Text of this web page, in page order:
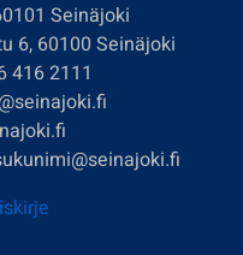
Seinäjoki
6, 60100 Seinäjoki
416 2111